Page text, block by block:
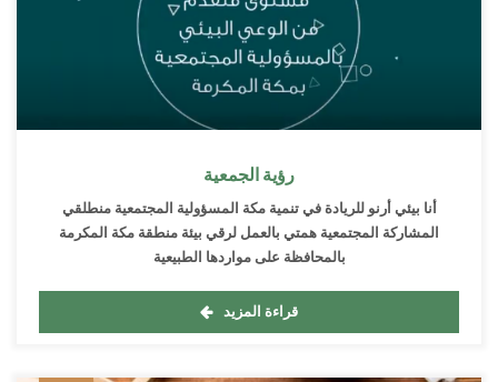
رؤية الجمعية
أنا بيئي أرنو للريادة في تنمية مكة المسؤولية المجتمعية منطلقي
المشاركة المجتمعية همتي بالعمل لرقي بيئة منطقة مكة المكرمة
بالمحافظة على مواردها الطبيعية
قراءة المزيد